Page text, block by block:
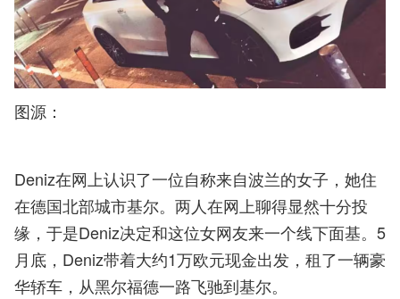
图源：
Deniz在网上认识了一位自称来自波兰的女子，她住
在德国北部城市基尔。两人在网上聊得显然十分投
缘，于是Deniz决定和这位女网友来一个线下面基。5
月底，Deniz带着大约1万欧元现金出发，租了一辆豪
华轿车，从黑尔福德一路飞驰到基尔。